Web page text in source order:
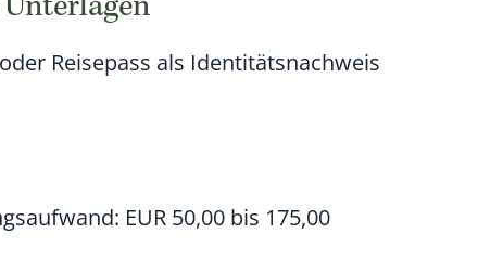
Reisepass als Identitätsnachweis
EUR 50,00 bis 175,00